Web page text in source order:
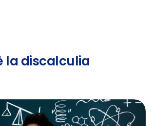
la discalculia